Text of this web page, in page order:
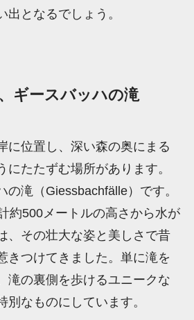
出となるでしょう。
ギースバッハの滝
に位置し、深い森の奥にまる
にたたずむ場所があります。
の滝（Giessbachfälle）です。
約500メートルの高さから水が
、その壮大な姿と美しさで昔
きつけてきました。単に滝を
滝の裏側を歩けるユニークな
別なものにしています。